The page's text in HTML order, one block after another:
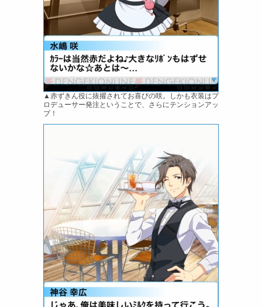
▲赤ずきん役に抜擢されてお喜びの咲。しかも衣装はプ
ロデューサー発注ということで、さらにテンションアッ
プ！